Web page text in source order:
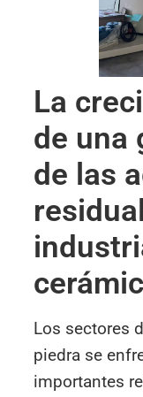
La
de una
de las
Los sectores
piedra se
importantes